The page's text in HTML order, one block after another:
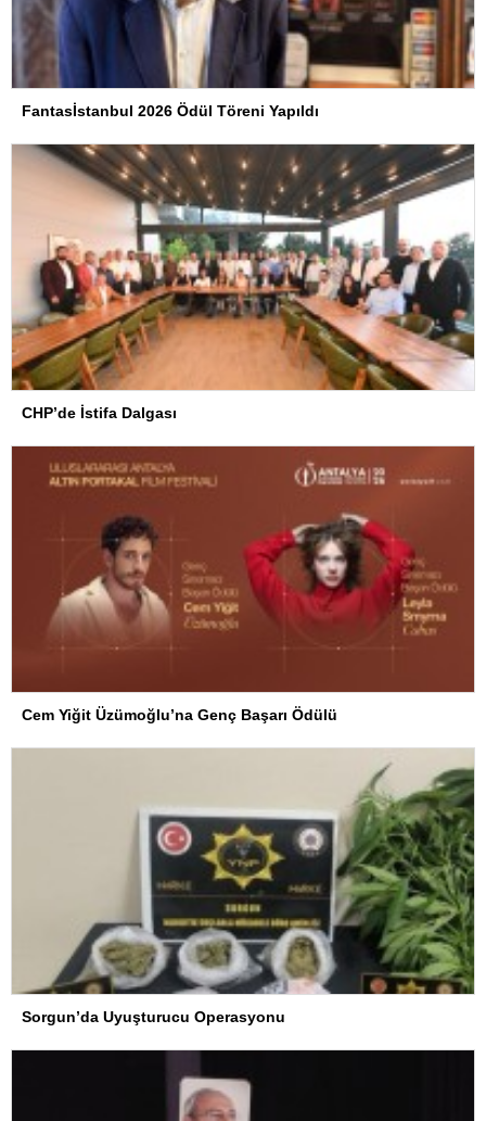
Fantasİstanbul 2026 Ödül Töreni Yapıldı
CHP’de İstifa Dalgası
Cem Yiğit Üzümoğlu’na Genç Başarı Ödülü
Sorgun’da Uyuşturucu Operasyonu